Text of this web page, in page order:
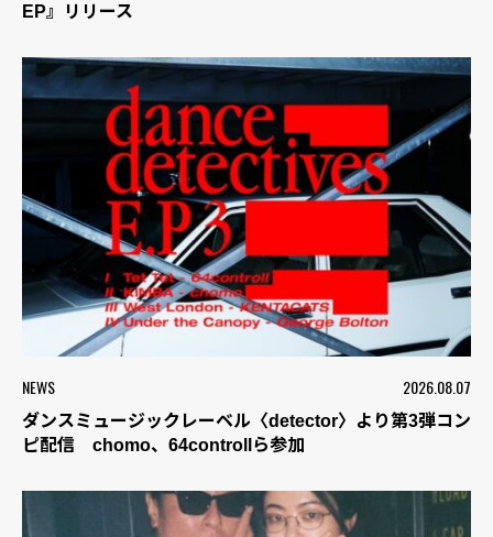
EP』リリース
NEWS 2026.08.07
ダンスミュージックレーベル〈detector〉より第3弾コン
ピ配信 chomo、64controllら参加